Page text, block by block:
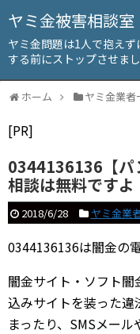
ヤミ金被害相談室
ヤミ金問題は1人で抱え
する前にストップさせま
ホーム ヤミ金業者
[PR]
0344136136【パ
相談は無料ですよ
2018/6/28 ヤミ金業
0344136136は闇金の
闇金サイト・ソフト
込みサイトを装った違
まったり、SMSメー